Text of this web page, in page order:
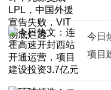
今日
项目